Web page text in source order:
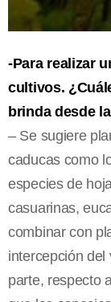
-Para realizar
cultivos.
brinda desde
– Se sugiere
caducas como
especies de
casuarinas,
combinar con
intercepción del
parte, respecto